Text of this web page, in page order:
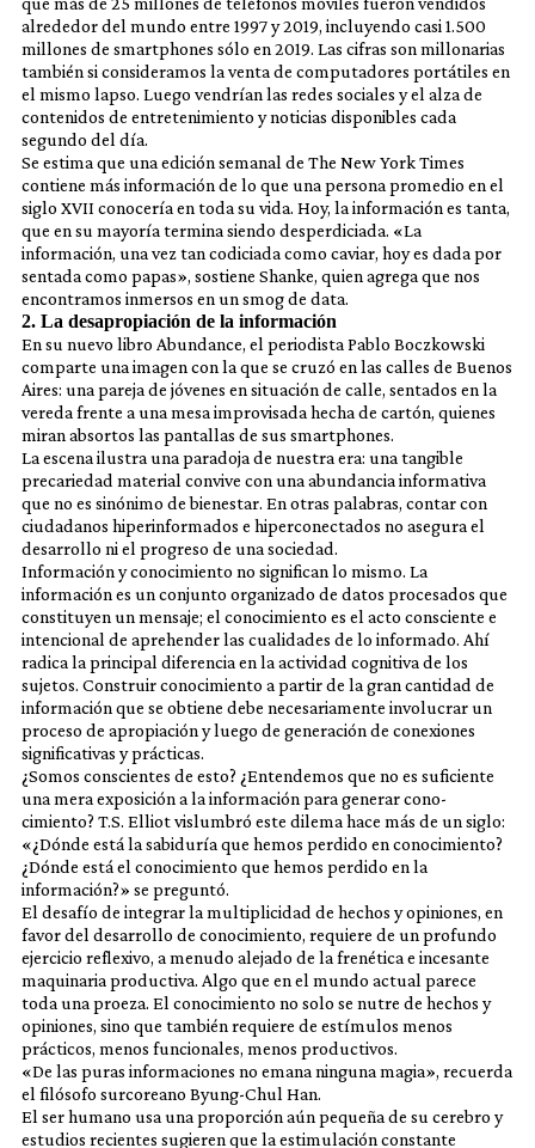
alrededor del mundo entre 1997 y 2019, incluyendo casi 1.500
millones de smartphones sólo en 2019. Las cifras son millonarias
también si consideramos la venta de computadores portátiles en
el mismo lapso. Luego vendrían las redes sociales y el alza de
contenidos de entretenimiento y noticias disponibles cada
segundo del día.
Se estima que una edición semanal de The New York Times
contiene más información de lo que una persona promedio en el
siglo XVII conocería en toda su vida. Hoy, la información es tanta,
que en su mayoría termina siendo desperdiciada. «La
información, una vez tan codiciada como caviar, hoy es dada por
sentada como papas», sostiene Shanke, quien agrega que nos
encontramos inmersos en un smog de data.
2. La desapropiación de la información
En su nuevo libro Abundance, el periodista Pablo Boczkowski
comparte una imagen con la que se cruzó en las calles de Buenos
Aires: una pareja de jóvenes en situación de calle, sentados en la
vereda frente a una mesa improvisada hecha de cartón, quienes
miran absortos las pantallas de sus smartphones.
La escena ilustra una paradoja de nuestra era: una tangible
precariedad material convive con una abundancia informativa
que no es sinónimo de bienestar. En otras palabras, contar con
ciudadanos hiperinformados e hiperconectados no asegura el
desarrollo ni el progreso de una sociedad.
Información y conocimiento no significan lo mismo. La
información es un conjunto organizado de datos procesados que
constituyen un mensaje; el conocimiento es el acto consciente e
intencional de aprehender las cualidades de lo informado. Ahí
radica la principal diferencia en la actividad cognitiva de los
sujetos. Construir conocimiento a partir de la gran cantidad de
información que se obtiene debe necesariamente involucrar un
proceso de apropiación y luego de generación de conexiones
significativas y prácticas.
¿Somos conscientes de esto? ¿Entendemos que no es suficiente
una mera exposición a la información para generar cono-
cimiento? T.S. Elliot vislumbró este dilema hace más de un siglo:
«¿Dónde está la sabiduría que hemos perdido en conocimiento?
¿Dónde está el conocimiento que hemos perdido en la
información?» se preguntó.
El desafío de integrar la multiplicidad de hechos y opiniones, en
favor del desarrollo de conocimiento, requiere de un profundo
ejercicio reflexivo, a menudo alejado de la frenética e incesante
maquinaria productiva. Algo que en el mundo actual parece
toda una proeza. El conocimiento no solo se nutre de hechos y
opiniones, sino que también requiere de estímulos menos
prácticos, menos funcionales, menos productivos.
«De las puras informaciones no emana ninguna magia», recuerda
el filósofo surcoreano Byung-Chul Han.
El ser humano usa una proporción aún pequeña de su cerebro y
estudios recientes sugieren que la estimulación constante